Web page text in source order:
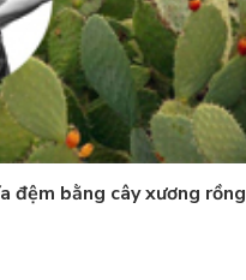
đệm bằng cây xương rồng